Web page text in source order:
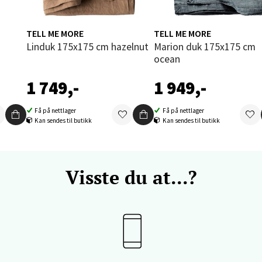
TELL ME MORE
Linduk 175x175 cm hazelnut
1 749,-
Få på nettlager
Kan sendes til butikk
TELL ME MORE
Marion duk 175x175 cm
ocean
1 949,-
Få på nettlager
Kan sendes til butikk
Visste du at...?
09-20
7, 1338 Sandvika
dag 10-21
- Thon Senter Sartor